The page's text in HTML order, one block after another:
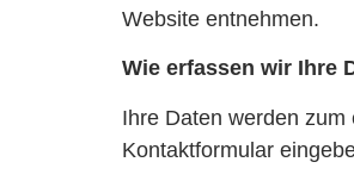
Website entnehmen.
Wie erfassen wir Ihre
Ihre Daten werden
Kontaktformular